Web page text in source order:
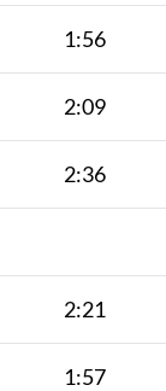
1:56
2:09
2:36
2:21
1:57